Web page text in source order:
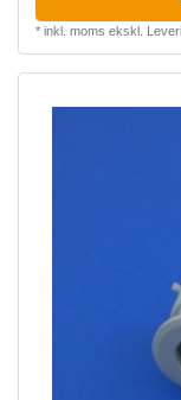
* inkl. moms ekskl.